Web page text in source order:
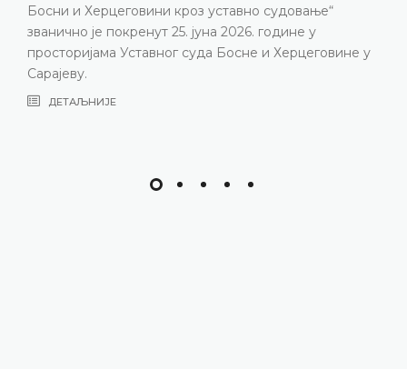
Босни и Херцеговини кроз уставно судовање“
званично је покренут 25. јуна 2026. године у
просторијама Уставног суда Босне и Херцеговине у
Сарајеву.
ДЕТАЉНИЈЕ